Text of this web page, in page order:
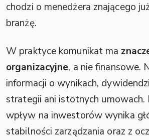
chodzi o menedżera znającego
branżę.
W praktyce komunikat ma
organizacyjne, a nie finansowe.
informacji o wynikach,
strategii ani istotnych umowach.
wpływ na inwestorów wynika
stabilności zarządzania oraz z